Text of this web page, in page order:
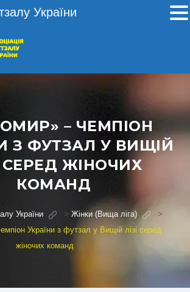
– ЧЕМПІОН
З ФУТЗАЛ У ВИЩІЙ
СЕРЕД ЖІНОЧИХ
КОМАНД
України > Жінки (Вища ліга)
>
України з футзал у Вищій лізі серед
жіночих команд
України